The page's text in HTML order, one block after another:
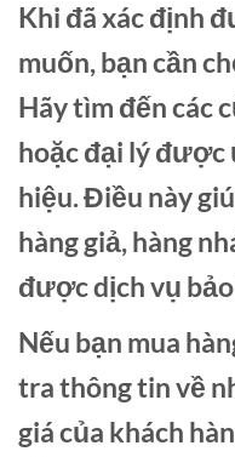
Khi đã xác định
muốn, bạn cần
Hãy tìm đến các
hoặc đại lý được
hiệu. Điều này
hàng giả, hàng
được dịch vụ
Nếu bạn mua
tra thông tin về
giá của khách